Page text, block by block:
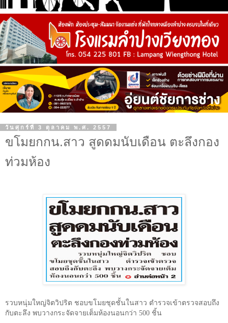
วันศุกร์ที่ 3 ตุลาคม พ.ศ. 2557
ขโมยกกน.สาว สูดดมนับเดือน ตะลึงกอง
ท่วมห้อง
รวบหนุ่มใหญ่จิตวิปริต ชอบขโมยชุดชั้นในสาว ตำรวจเข้าตรวจสอบถึง
กับตะลึง พบวางกระจัดจายเต็มห้องนอนกว่า 500 ชิ้น